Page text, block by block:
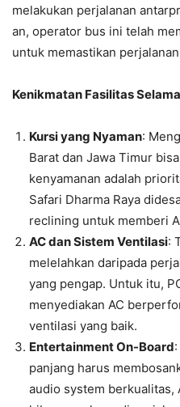
melakukan perjalanan
an, operator bus ini telah
untuk memastikan
Kenikmatan Fasilitas
Kursi yang Nyaman:
Barat dan Jawa Timur
kenyamanan adalah
Safari Dharma Raya
reclining untuk memberi
AC dan Sistem Ventilasi:
melelahkan daripada
yang pengap. Untuk itu,
menyediakan AC
ventilasi yang baik.
Entertainment On-Board
panjang harus
audio system berkualitas,